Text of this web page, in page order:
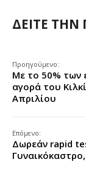
ΔΕΙΤΕ
Προηγούμενο:
Με το 50% των
αγορά του
Απριλίου
Επόμενο:
Δωρεάν rapid